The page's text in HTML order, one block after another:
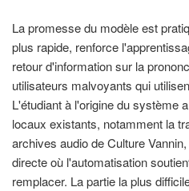
La promesse du modèle est
plus rapide, renforce
retour d'information sur la
utilisateurs malvoyants qui
L'étudiant à l'origine du système
locaux existants, notamment la
archives audio de Culture
directe où l'automatisation
remplacer. La partie la plus